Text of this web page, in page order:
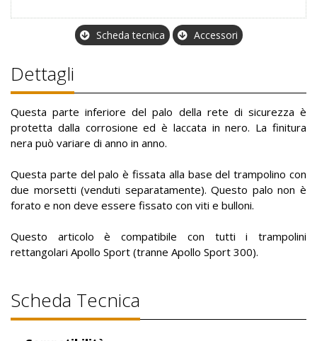
Scheda tecnica Accessori
Dettagli
Questa parte inferiore del palo della rete di sicurezza è
protetta dalla corrosione ed è laccata in nero. La finitura
nera può variare di anno in anno.
Questa parte del palo è fissata alla base del trampolino con
due morsetti (venduti separatamente). Questo palo non è
forato e non deve essere fissato con viti e bulloni.
Questo articolo è compatibile con tutti i trampolini
rettangolari Apollo Sport (tranne Apollo Sport 300).
Scheda Tecnica